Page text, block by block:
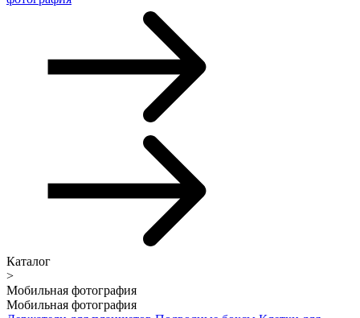
Каталог
>
Мобильная фотография
Мобильная фотография